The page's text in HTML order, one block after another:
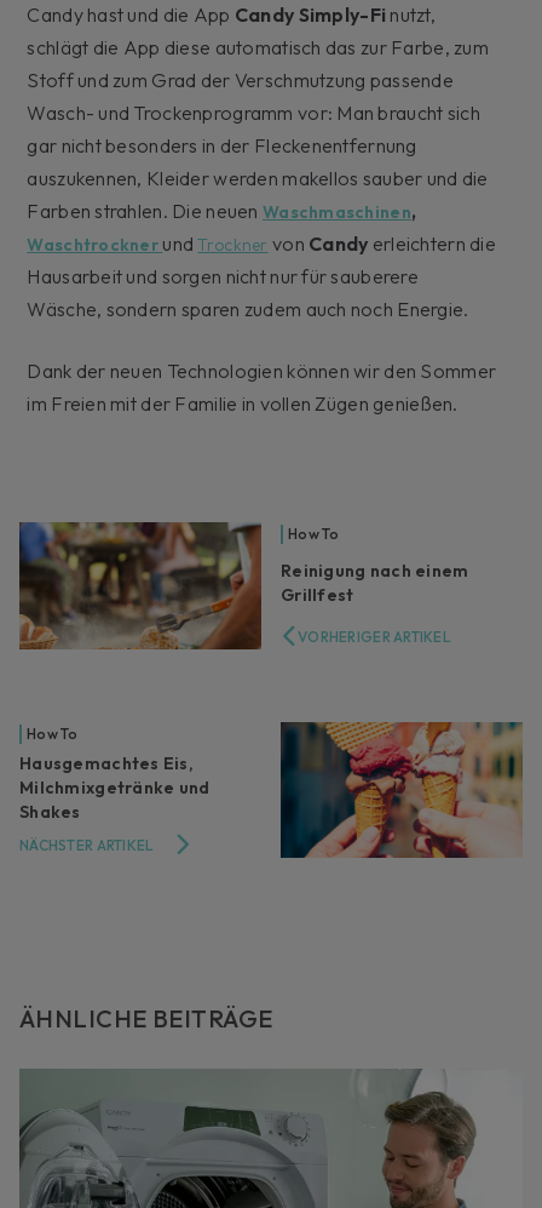
Candy hast und die App Candy Simply-Fi nutzt,
schlägt die App diese automatisch das zur Farbe, zum
Stoff und zum Grad der Verschmutzung passende
Wasch- und Trockenprogramm vor: Man braucht sich
gar nicht besonders in der Fleckenentfernung
auszukennen, Kleider werden makellos sauber und die
Farben strahlen. Die neuen Waschmaschinen,
Waschtrockner und Trockner von Candy erleichtern die
Hausarbeit und sorgen nicht nur für sauberere
Wäsche, sondern sparen zudem auch noch Energie.
Dank der neuen Technologien können wir den Sommer
im Freien mit der Familie in vollen Zügen genießen.
ÄHNLICHE BEITRÄGE
How To
Reinigung nach einem
Grillfest
VORHERIGER ARTIKEL
How To
Hausgemachtes Eis,
Milchmixgetränke und
Shakes
NÄCHSTER ARTIKEL